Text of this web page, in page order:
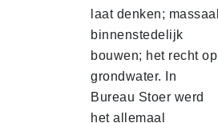
laat denken; massaal
binnenstedelijk
bouwen; het recht op
grondwater. In
Bureau Stoer werd
het allemaal